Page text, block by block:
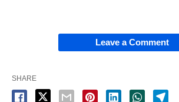
Leave a Comment
SHARE